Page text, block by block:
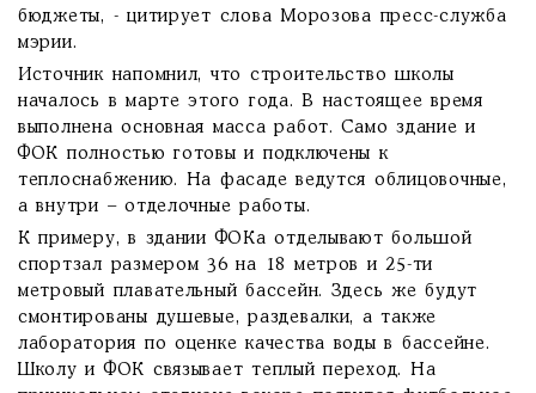
бюджеты, - цитирует слова Морозова пресс-служба
мэрии.
Источник напомнил, что строительство школы
началось в марте этого года. В настоящее время
выполнена основная масса работ. Само здание и
ФОК полностью готовы и подключены к
теплоснабжению. На фасаде ведутся облицовочные,
а внутри – отделочные работы.
К примеру, в здании ФОКа отделывают большой
спортзал размером 36 на 18 метров и 25-ти
метровый плавательный бассейн. Здесь же будут
смонтированы душевые, раздевалки, а также
лаборатория по оценке качества воды в бассейне.
Школу и ФОК связывает теплый переход. На